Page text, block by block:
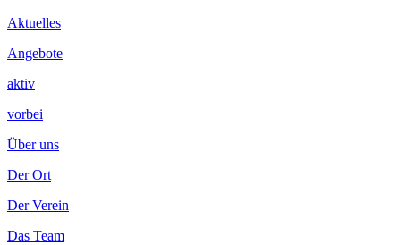
Aktuelles
Angebote
aktiv
vorbei
Über uns
Der Ort
Der Verein
Das Team